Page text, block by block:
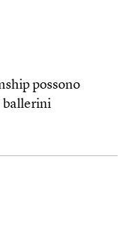
possono
ballerini